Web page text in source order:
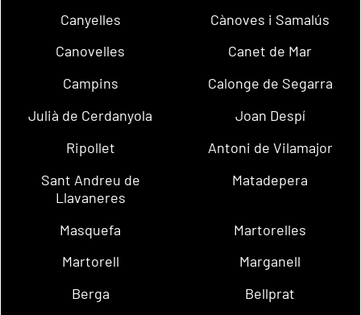
Canyelles
Cànoves i Samalús
Canovelles
Canet de Mar
Campins
Calonge de Segarra
Julià de Cerdanyola
Joan Despí
Ripollet
Antoni de Vilamajor
Sant Andreu de
Llavaneres
Matadepera
Masquefa
Martorelles
Martorell
Marganell
Berga
Bellprat